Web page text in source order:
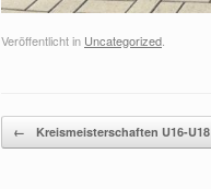
Veröffentlicht in Uncategorized
Beitragsnavigation
← Kreismeisterschaften U16-U18